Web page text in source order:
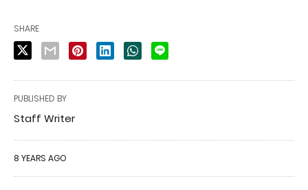
SHARE
PUBLISHED BY
Staff Writer
8 YEARS AGO